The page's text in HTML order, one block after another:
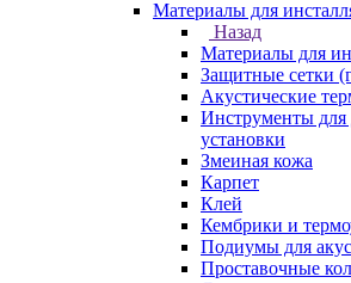
Материалы для
Назад
Материалы для
Защитные сетки
Акустические
Инструменты для
установки
Змеиная кожа
Карпет
Клей
Кембрики и
Подиумы для
Проставочные